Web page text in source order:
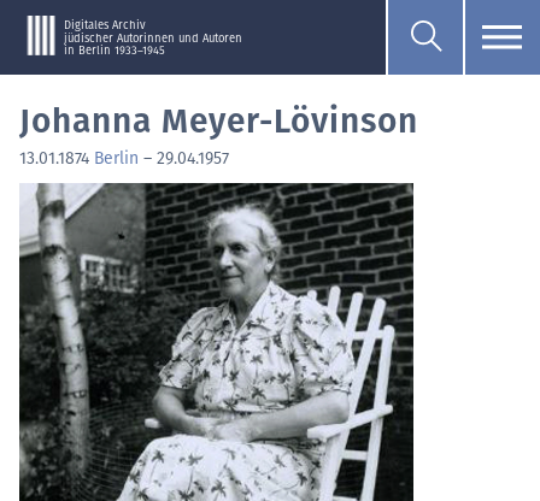
Digitales Archiv
jüdischer Autorinnen und Autoren
in Berlin 1933–1945
Johanna Meyer-Lövinson
13.01.1874 Berlin – 29.04.1957